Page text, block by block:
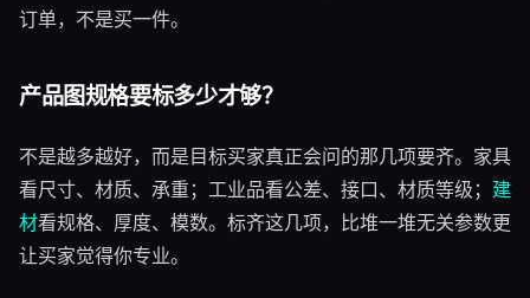
订单，不是买一件。
产品图规格要标多少才够？
不是越多越好，而是目标买家真正会问的那几项要齐。家具
看尺寸、材质、承重；工业品看公差、接口、材质等级； 建
材看规格、厚度、模数。标齐这几项，比堆一堆无关参数更
让买家觉得你专业。